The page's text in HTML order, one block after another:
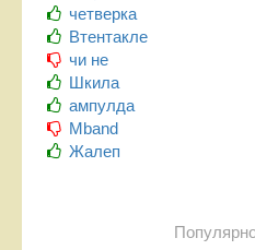
четверка
Втентакле
чи не
Шкила
ампулда
Mband
Жалеп